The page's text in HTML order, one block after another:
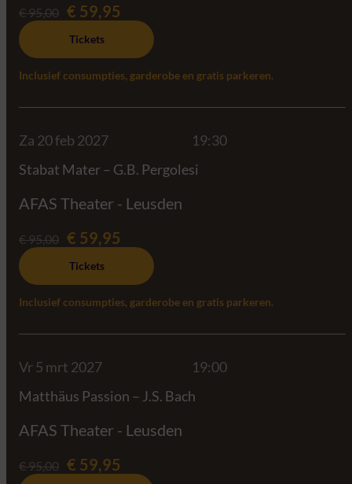
€ 95,00 € 59,95
Tickets
Inclusief consumpties, garderobe en gratis parkeren.
Za 20 feb 2027
19:30
Stabat Mater – G.B. Pergolesi
AFAS Theater - Leusden
€ 95,00 € 59,95
Tickets
Inclusief consumpties, garderobe en gratis parkeren.
Vr 5 mrt 2027
19:00
Matthäus Passion – J.S. Bach
AFAS Theater - Leusden
€ 95,00 € 59,95